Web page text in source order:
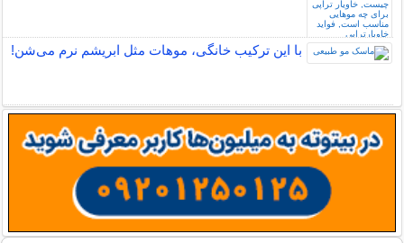
با این ترکیب خانگی، موهات مثل ابریشم نرم می‌شن!